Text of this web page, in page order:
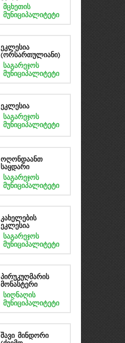
მცხეთის
მუნიციპალიტეტი
ეკლესია
(ორსართულიანი)
საგარეჯოს
მუნიციპალიტეტი
ეკლესია
საგარეჯოს
მუნიციპალიტეტი
ოღონდაანთ
საყდარი
საგარეჯოს
მუნიციპალიტეტი
კახელების
ეკლესია
საგარეჯოს
მუნიციპალიტეტი
პირუკუღმარის
მონასტერი
სიღნაღის
მუნიციპალიტეტი
შავი მინდორი